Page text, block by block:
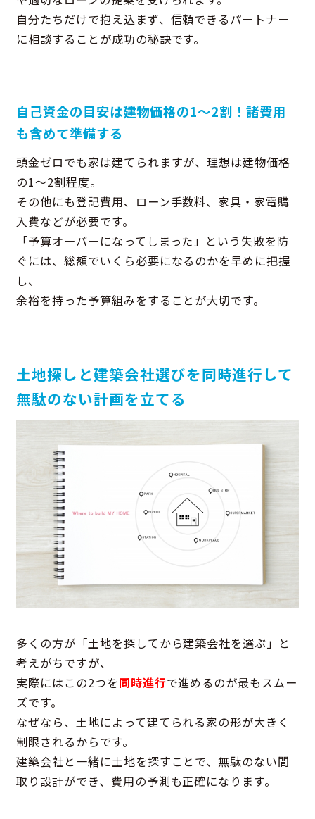
自分たちだけで抱え込まず、信頼できるパートナー
に相談することが成功の秘訣です。
自己資金の目安は建物価格の1〜2割！諸費用
も含めて準備する
頭金ゼロでも家は建てられますが、理想は建物価格
の1～2割程度。
その他にも登記費用、ローン手数料、家具・家電購
入費などが必要です。
「予算オーバーになってしまった」という失敗を防
ぐには、総額でいくら必要になるのかを早めに把握
し、
余裕を持った予算組みをすることが大切です。
土地探しと建築会社選びを同時進行して
無駄のない計画を立てる
多くの方が「土地を探してから建築会社を選ぶ」と
考えがちですが、
実際にはこの2つを同時進行で進めるのが最もスムー
ズです。
なぜなら、土地によって建てられる家の形が大きく
制限されるからです。
建築会社と一緒に土地を探すことで、無駄のない間
取り設計ができ、費用の予測も正確になります。